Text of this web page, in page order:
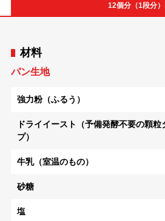
12個分（1段分）
材料
パン生地
強力粉（ふるう）
ドライイースト（予備発酵不要の顆粒
プ）
牛乳（室温のもの）
砂糖
塩